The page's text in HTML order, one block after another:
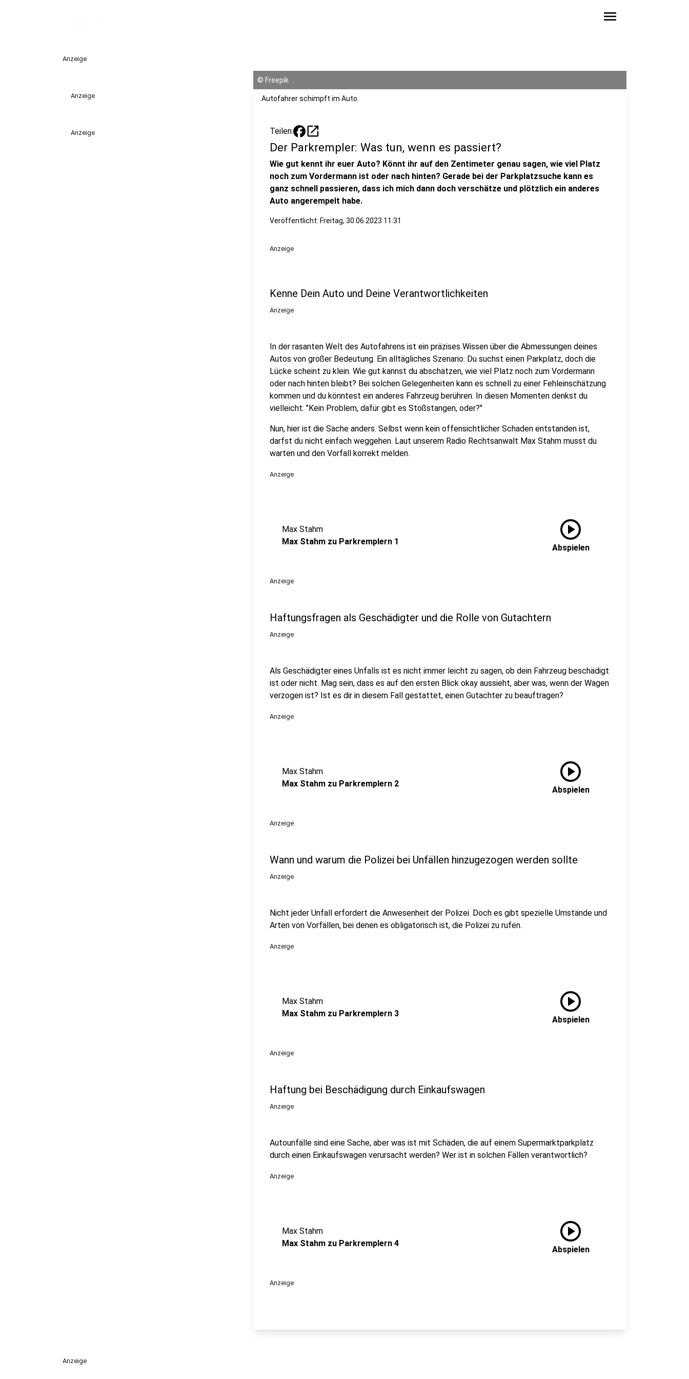
menu
Anzeige
Anzeige
Anzeige
© Freepik
Autofahrer schimpft im Auto.
Teilen: open_in_new
Der Parkrempler: Was tun, wenn es passiert?
Wie gut kennt ihr euer Auto? Könnt ihr auf den Zentimeter genau sagen, wie viel Platz
noch zum Vordermann ist oder nach hinten? Gerade bei der Parkplatzsuche kann es
ganz schnell passieren, dass ich mich dann doch verschätze und plötzlich ein anderes
Auto angerempelt habe.
Veröffentlicht: Freitag, 30.06.2023 11:31
Anzeige
Kenne Dein Auto und Deine Verantwortlichkeiten
Anzeige
In der rasanten Welt des Autofahrens ist ein präzises Wissen über die Abmessungen deines
Autos von großer Bedeutung. Ein alltägliches Szenario: Du suchst einen Parkplatz, doch die
Lücke scheint zu klein. Wie gut kannst du abschätzen, wie viel Platz noch zum Vordermann
oder nach hinten bleibt? Bei solchen Gelegenheiten kann es schnell zu einer Fehleinschätzung
kommen und du könntest ein anderes Fahrzeug berühren. In diesen Momenten denkst du
vielleicht: "Kein Problem, dafür gibt es Stoßstangen, oder?"
Nun, hier ist die Sache anders. Selbst wenn kein offensichtlicher Schaden entstanden ist,
darfst du nicht einfach weggehen. Laut unserem Radio Rechtsanwalt Max Stahm musst du
warten und den Vorfall korrekt melden.
Anzeige
Max Stahm
Max Stahm zu Parkremplern 1
play_circle
Abspielen
Anzeige
Haftungsfragen als Geschädigter und die Rolle von Gutachtern
Anzeige
Als Geschädigter eines Unfalls ist es nicht immer leicht zu sagen, ob dein Fahrzeug beschädigt
ist oder nicht. Mag sein, dass es auf den ersten Blick okay aussieht, aber was, wenn der Wagen
verzogen ist? Ist es dir in diesem Fall gestattet, einen Gutachter zu beauftragen?
Anzeige
Max Stahm
Max Stahm zu Parkremplern 2
play_circle
Abspielen
Anzeige
Wann und warum die Polizei bei Unfällen hinzugezogen werden sollte
Anzeige
Nicht jeder Unfall erfordert die Anwesenheit der Polizei. Doch es gibt spezielle Umstände und
Arten von Vorfällen, bei denen es obligatorisch ist, die Polizei zu rufen.
Anzeige
Max Stahm
Max Stahm zu Parkremplern 3
play_circle
Abspielen
Anzeige
Haftung bei Beschädigung durch Einkaufswagen
Anzeige
Autounfälle sind eine Sache, aber was ist mit Schäden, die auf einem Supermarktparkplatz
durch einen Einkaufswagen verursacht werden? Wer ist in solchen Fällen verantwortlich?
Anzeige
Max Stahm
Max Stahm zu Parkremplern 4
play_circle
Abspielen
Anzeige
Anzeige